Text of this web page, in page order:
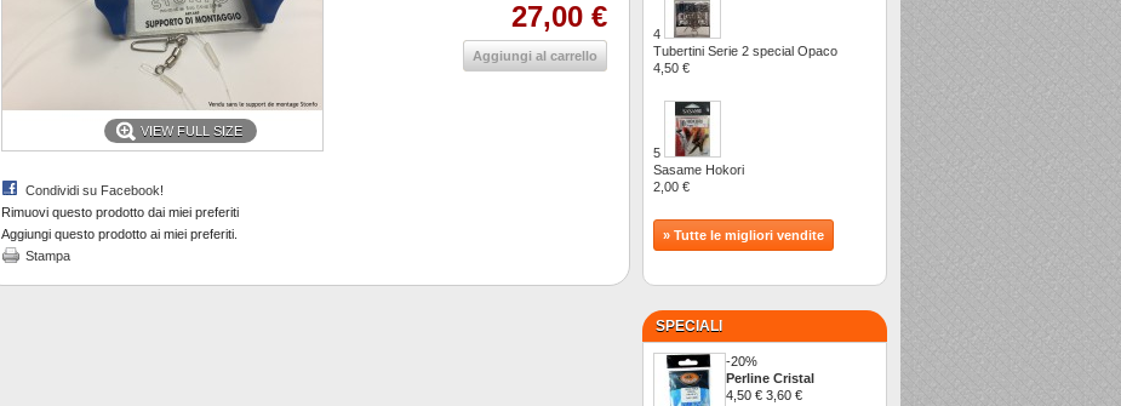
VIEW FULL SIZE
Condividi su Facebook!
Rimuovi questo prodotto dai miei preferiti
Aggiungi questo prodotto ai miei preferiti.
Stampa
27,00 €
Aggiungi al carrello
4
Tubertini Serie 2 special Opaco
4,50 €
5
Sasame Hokori
2,00 €
» Tutte le migliori vendite
SPECIALI
-20%
Perline Cristal
4,50 € 3,60 €